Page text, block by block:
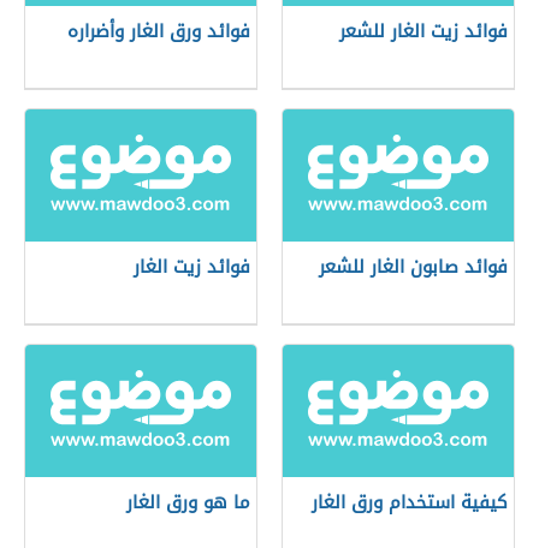
فوائد زيت الغار للشعر فوائد ورق الغار وأضراره
فوائد صابون الغار للشعر فوائد زيت الغار
كيفية استخدام ورق الغار ما هو ورق الغار